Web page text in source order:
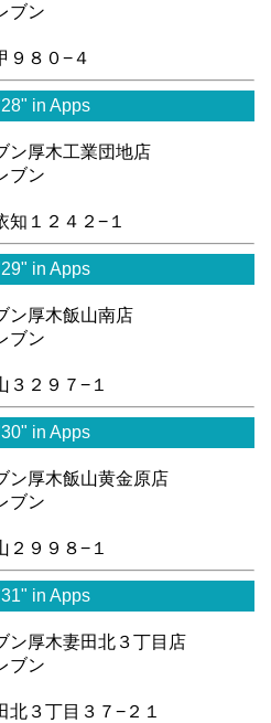
ブン
９８０−４
in Apps
ン厚木工業団地店
ブン
１２４２−１
in Apps
ン厚木飯山南店
ブン
２９７−１
in Apps
ン厚木飯山黄金原店
ブン
９９８−１
in Apps
ン厚木妻田北３丁目店
ブン
３丁目３７−２１